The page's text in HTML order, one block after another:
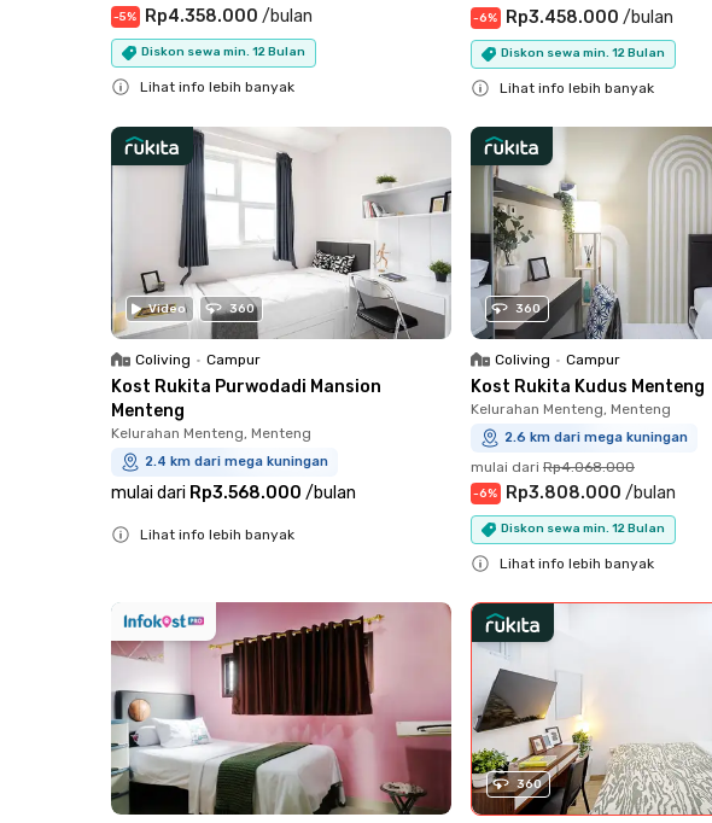
-5% Rp4.358.000 /bulan
Diskon sewa min. 12 Bulan
Lihat info lebih banyak
-6% Rp3.458.000 /bulan
Diskon sewa min. 12 Bulan
Lihat info lebih banyak
Video 360
Coliving • Campur
Kost Rukita Purwodadi Mansion
Menteng
Kelurahan Menteng, Menteng
2.4 km dari mega kuningan
mulai dari Rp3.568.000 /bulan
Lihat info lebih banyak
360
Coliving • Campur
Kost Rukita Kudus Menteng
Kelurahan Menteng, Menteng
2.6 km dari mega kuningan
mulai dari Rp4.068.000
-6% Rp3.808.000 /bulan
Diskon sewa min. 12 Bulan
Lihat info lebih banyak
360